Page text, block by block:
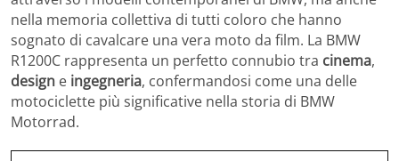
nella memoria collettiva di tutti coloro che hanno
sognato di cavalcare una vera moto da film. La BMW
R1200C rappresenta un perfetto connubio tra cinema,
design e ingegneria, confermandosi come una delle
motociclette più significative nella storia di BMW
Motorrad.